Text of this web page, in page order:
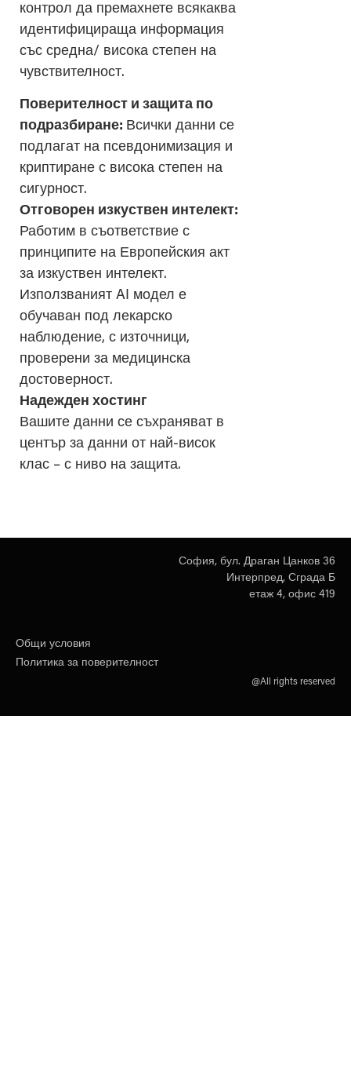
контрол да премахнете всякаква
идентифицираща информация
със средна/ висока степен на
чувствителност.
Поверителност и защита по
подразбиране: Всички данни се
подлагат на псевдонимизация и
криптиране с висока степен на
сигурност.
Отговорен изкуствен интелект:
Работим в съответствие с
принципите на Европейския акт
за изкуствен интелект.
Използваният AI модел е
обучаван под лекарско
наблюдение, с източници,
проверени за медицинска
достоверност.
Надежден хостинг
Вашите данни се съхраняват в
център за данни от най-висок
клас – с ниво на защита.
Общи условия
Политика за поверителност
@All rights reserved
София, бул. Драган Цанков 36
Интерпред, Сграда Б
етаж 4, офис 419